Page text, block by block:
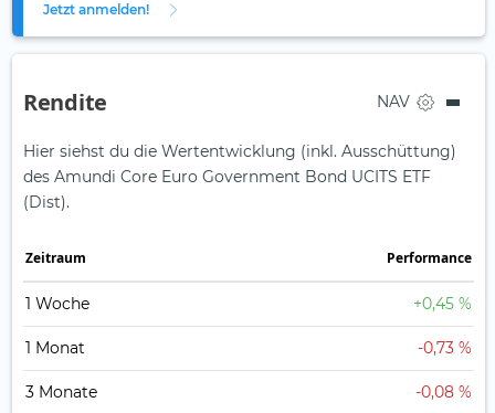
Jetzt anmelden!
Rendite NAV
Hier siehst du die Wertentwicklung (inkl. Ausschüttung)
des Amundi Core Euro Government Bond UCITS ETF
(Dist).
Zeit­raum Perfor­mance
1 Woche +0,45 %
1 Monat -0,73 %
3 Monate -0,08 %